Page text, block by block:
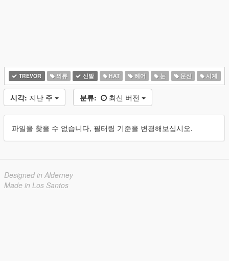
TREVOR 의류 신발 HAT 헤어 눈 문신 시계
시각: 지난 주 분류: 최신 버전
파일을 찾을 수 없습니다, 필터링 기준을 변경해보십시오.
Designed in Alderney
Made in Los Santos